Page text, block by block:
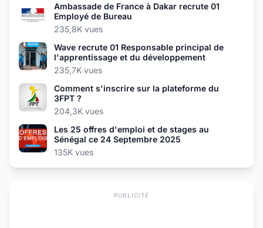
Ambassade de France à Dakar recrute 01
Employé de Bureau
235,8K vues
Wave recrute 01 Responsable principal de
l'apprentissage et du développement
235,7K vues
Comment s'inscrire sur la plateforme du
3FPT ?
204,3K vues
Les 25 offres d'emploi et de stages au
Sénégal ce 24 Septembre 2025
135K vues
PUBLICITÉ